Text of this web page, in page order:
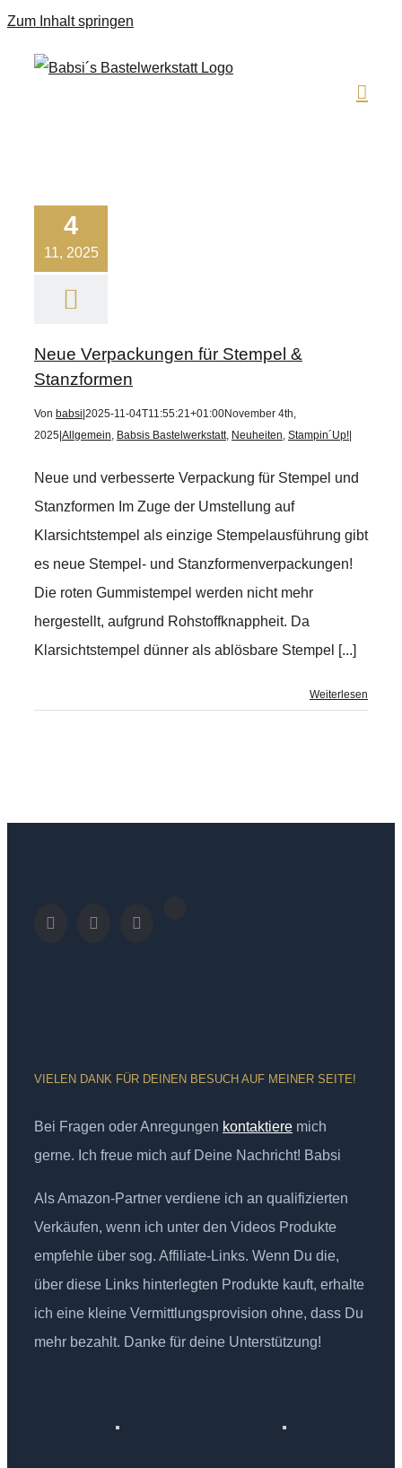
Zum Inhalt springen
4
11, 2025
Neue Verpackungen für Stempel &
Stanzformen
Von babsi 2025-11-04T11:55:21+01:00November 4th,
2025 Allgemein, Babsis Bastelwerkstatt, Neuheiten, Stampin´Up!
Neue und verbesserte Verpackung für Stempel und
Stanzformen Im Zuge der Umstellung auf
Klarsichtstempel als einzige Stempelausführung gibt
es neue Stempel- und Stanzformenverpackungen!
Die roten Gummistempel werden nicht mehr
hergestellt, aufgrund Rohstoffknappheit. Da
Klarsichtstempel dünner als ablösbare Stempel [...]
Weiterlesen
VIELEN DANK FÜR DEINEN BESUCH AUF MEINER SEITE!
Bei Fragen oder Anregungen kontaktiere mich
gerne. Ich freue mich auf Deine Nachricht! Babsi
Als Amazon-Partner verdiene ich an qualifizierten
Verkäufen, wenn ich unter den Videos Produkte
empfehle über sog. Affiliate-Links. Wenn Du die,
über diese Links hinterlegten Produkte kauft, erhalte
ich eine kleine Vermittlungsprovision ohne, dass Du
mehr bezahlt. Danke für deine Unterstützung!